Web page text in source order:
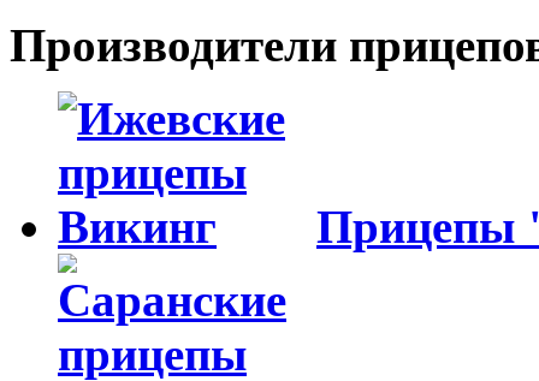
Производители